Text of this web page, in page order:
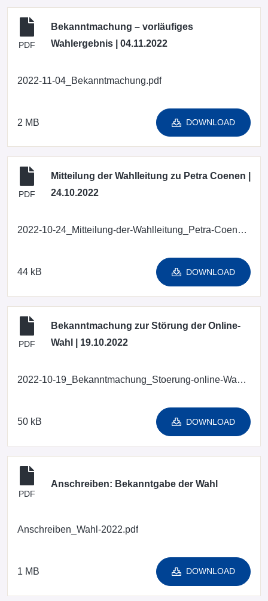
PDF
Bekanntmachung – vorläufiges
Wahlergebnis | 04.11.2022
2022-11-04_Bekanntmachung.pdf
2 MB DOWNLOAD
PDF
Mitteilung der Wahlleitung zu Petra Coenen |
24.10.2022
2022-10-24_Mitteilung-der-Wahlleitung_Petra-Coenen_BWI.pdf
44 kB DOWNLOAD
PDF
Bekanntmachung zur Störung der Online-
Wahl | 19.10.2022
2022-10-19_Bekanntmachung_Stoerung-online-Wahl.pdf
50 kB DOWNLOAD
PDF
Anschreiben: Bekanntgabe der Wahl
Anschreiben_Wahl-2022.pdf
1 MB DOWNLOAD